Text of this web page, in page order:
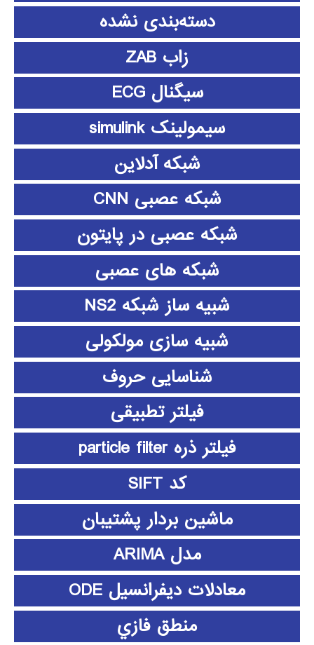
دسته‌بندی نشده
زاب ZAB
سیگنال ECG
سیمولینک simulink
شبکه آدلاین
شبکه عصبی CNN
شبکه عصبی در پایتون
شبکه های عصبی
شبیه ساز شبکه NS2
شبیه سازی مولکولی
شناسایی حروف
فیلتر تطبیقی
فیلتر ذره particle filter
کد SIFT
ماشین بردار پشتیبان
مدل ARIMA
معادلات دیفرانسیل ODE
منطق فازي